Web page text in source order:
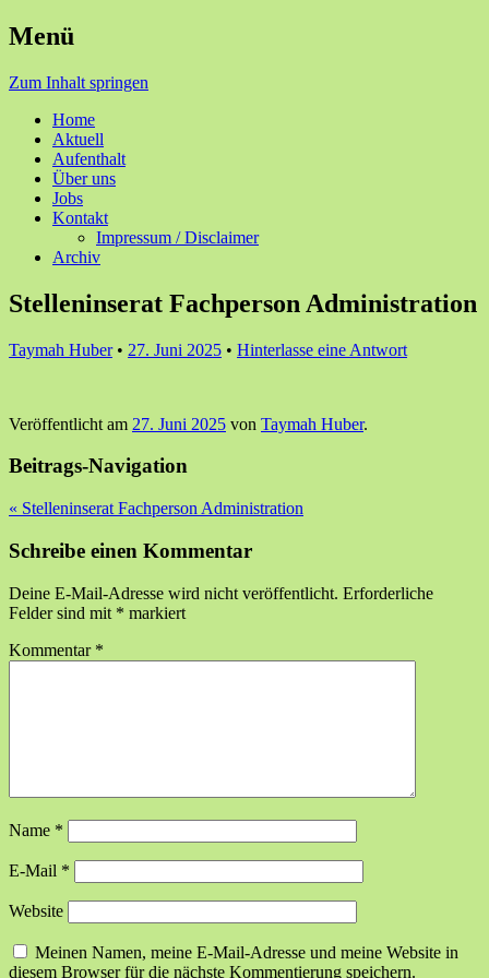
Rohrbach
Menü
Zum Inhalt springen
Home
Aktuell
Aufenthalt
Über uns
Jobs
Kontakt
Impressum / Disclaimer
Archiv
Stelleninserat Fachperson Administration
Taymah Huber • 27. Juni 2025 • Hinterlasse eine Antwort
Veröffentlicht am 27. Juni 2025 von Taymah Huber.
Beitrags-Navigation
« Stelleninserat Fachperson Administration
Schreibe einen Kommentar
Deine E-Mail-Adresse wird nicht veröffentlicht. Erforderliche
Felder sind mit * markiert
Kommentar *
Name *
E-Mail *
Website
Meinen Namen, meine E-Mail-Adresse und meine Website in
diesem Browser für die nächste Kommentierung speichern.